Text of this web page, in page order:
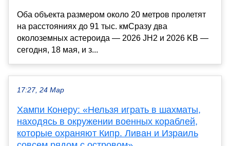
Оба объекта размером около 20 метров пролетят
на расстояниях до 91 тыс. кмСразу два
околоземных астероида — 2026 JH2 и 2026 KB —
сегодня, 18 мая, и з...
17:27, 24 Мар
Хампи Конеру: «Нельзя играть в шахматы,
находясь в окружении военных кораблей,
которые охраняют Кипр. Ливан и Израиль